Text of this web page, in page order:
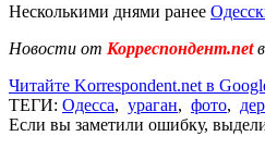
Несколькими днями ранее
Новости от Корреспондент.net
Читайте Korrespondent.net в
ТЕГИ: Одесса, ураган, фото,
Если вы заметили ошибку,